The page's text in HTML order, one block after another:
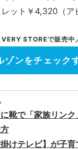
ット￥4,320（ア
VERY STOREで販売中
ゾンをチェック
靴で「家族リンク
けテレビ】が子